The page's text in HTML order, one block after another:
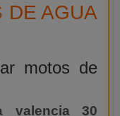
DE AGUA
motos de
valencia 30